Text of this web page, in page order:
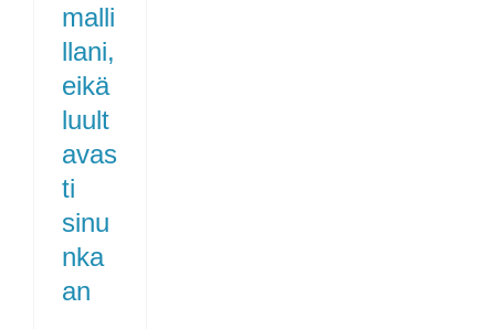
malli
llani,
eikä
luult
avas
ti
sinu
nka
an